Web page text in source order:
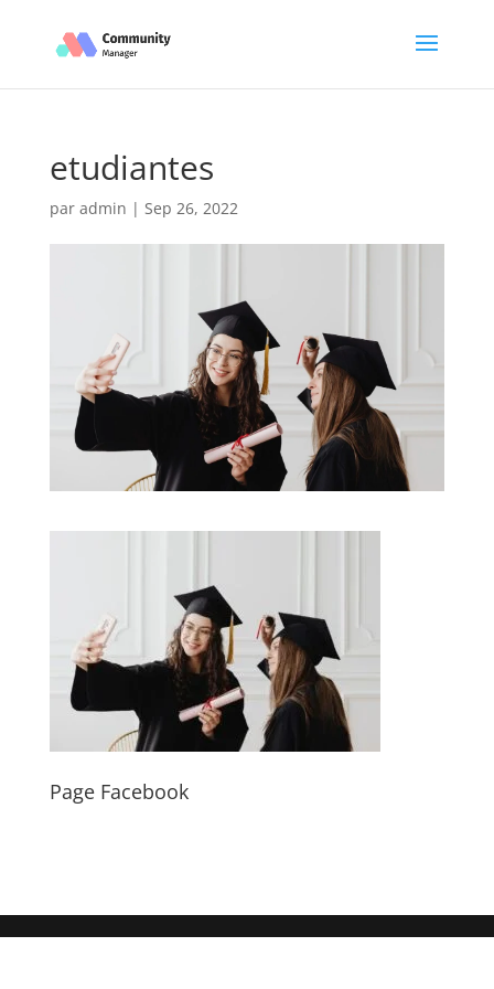
etudiantes
par admin | Sep 26, 2022
Page Facebook